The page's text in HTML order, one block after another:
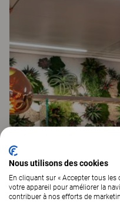
Nous utilisons des cookies
En cliquant sur « Accepter tous les
votre appareil pour améliorer la
contribuer à nos efforts de